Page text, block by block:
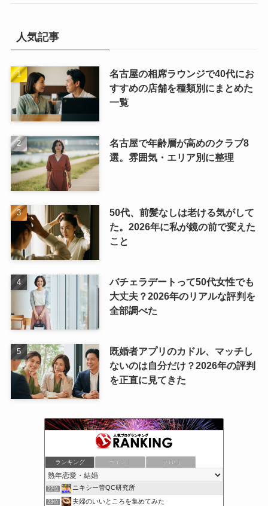
人気記事
名古屋の相席ラウンジで40代にお
すすめの店舗を種類別にまとめた
一覧
名古屋で年齢層が高めのクラブ8
選。雰囲気・エリア別に整理
50代、前髪なしは老ける気がして
た。2026年に私が鏡の前で変えた
こと
バチェラデートって50代女性でも
大丈夫？2026年のリアルな評判を
全部調べた
既婚者アプリのカドル、マッチし
ないのは自分だけ？2026年の評判
を正直に見てきた
ランキング ポイント ブロ画
20位 「実録」リアル・ビューティフル・ライフ
21位 ドピュッと速報
22位 ニキシー管QC研究所
23位 夫婦のいいところを集めてみた